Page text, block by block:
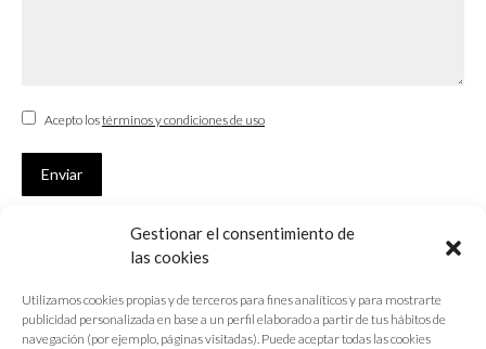
Gestionar el consentimiento de
las cookies
Utilizamos cookies propias y de terceros para fines analíticos y para mostrarte
publicidad personalizada en base a un perfil elaborado a partir de tus hábitos de
navegación (por ejemplo, páginas visitadas). Puede aceptar todas las cookies
Acepto lostérminos y condiciones de uso
Enviar
que desarrolla el Colegio de Arquitectos de Cádiz
Nombre *